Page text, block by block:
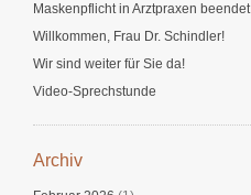
Maskenpflicht in Arztpraxen beendet
Willkommen, Frau Dr. Schindler!
Wir sind weiter für Sie da!
Video-Sprechstunde
Archiv